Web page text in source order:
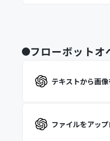
フローボットオ
テキストから画
ファイルをアッ